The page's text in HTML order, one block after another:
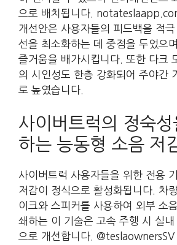
으로 배치됩니다.
개선안은 사용자들의 피드백을 적
선을 최소화하는 데 중점을 두었으
즐거움을 배가시킵니다. 또한 다크
의 시인성도 한층 강화되어 주야간
로 높였습니다.
사이버트럭의 정숙
하는 능동형 소음 저
사이버트럭 사용자들을 위한 전용
저감이 정식으로 활성화됩니다. 차
이크와 스피커를 사용하여 외부 소
쇄하는 이 기술은 고속 주행 시 실내
으로 개선합니다. @teslaownersSV